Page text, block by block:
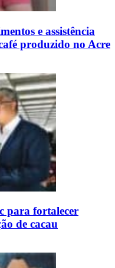
e assistência
produzido no Acre
para fortalecer
de cacau